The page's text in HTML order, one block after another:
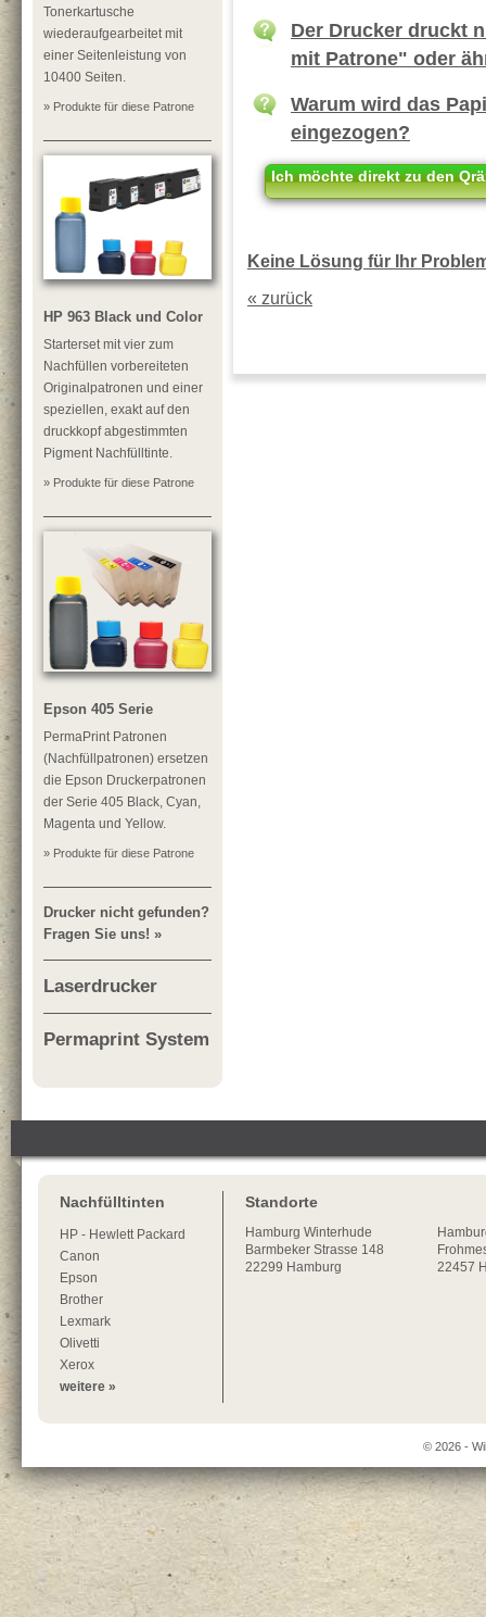
Tonerkartusche
wiederaufgearbeitet mit
einer Seitenleistung von
10400 Seiten.
» Produkte für diese Patrone
HP 963 Black und Color
Starterset mit vier zum
Nachfüllen vorbereiteten
Originalpatronen und einer
speziellen, exakt auf den
druckkopf abgestimmten
Pigment Nachfülltinte.
» Produkte für diese Patrone
Epson 405 Serie
PermaPrint Patronen
(Nachfüllpatronen) ersetzen
die Epson Druckerpatronen
der Serie 405 Black, Cyan,
Magenta und Yellow.
» Produkte für diese Patrone
Drucker nicht gefunden?
Fragen Sie uns! »
Laserdrucker
Permaprint System
Der Drucker druckt
mit Patrone" oder
Warum wird das
eingezogen?
Ich möchte direkt zu den
Keine Lösung für Ihr
« zurück
Nachfülltinten
HP - Hewlett Packard
Canon
Epson
Brother
Lexmark
Olivetti
Xerox
weitere »
Standorte
Hamburg Winterhude
Barmbeker Strasse 148
22299 Hamburg
22457
© 2026 -